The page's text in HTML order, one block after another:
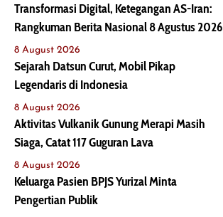
Transformasi Digital, Ketegangan AS-Iran:
Rangkuman Berita Nasional 8 Agustus 2026
8 August 2026
Sejarah Datsun Curut, Mobil Pikap
Legendaris di Indonesia
8 August 2026
Aktivitas Vulkanik Gunung Merapi Masih
Siaga, Catat 117 Guguran Lava
8 August 2026
Keluarga Pasien BPJS Yurizal Minta
Pengertian Publik